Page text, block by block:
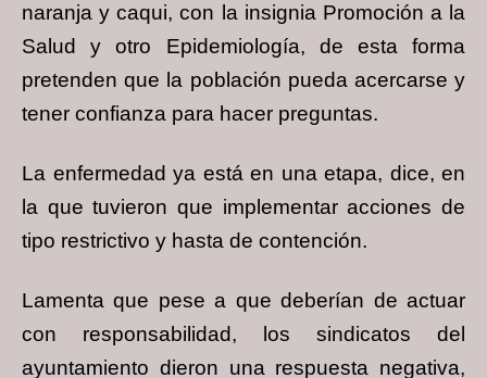
naranja y caqui, con la insignia Promoción a la
Salud y otro Epidemiología, de esta forma
pretenden que la población pueda acercarse y
tener confianza para hacer preguntas.
La enfermedad ya está en una etapa, dice, en
la que tuvieron que implementar acciones de
tipo restrictivo y hasta de contención.
Lamenta que pese a que deberían de actuar
con responsabilidad, los sindicatos del
ayuntamiento dieron una respuesta negativa,